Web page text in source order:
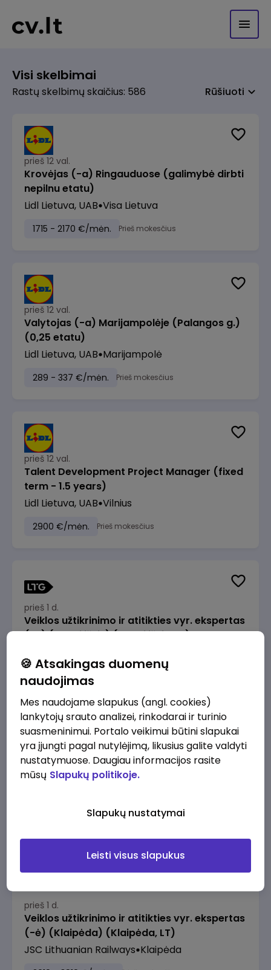
Visi skelbimai
Rastų skelbimų skaičius: 586 Rūšiuoti
prieš 12 val.
Krovėjas (-a) Ringauduose (galimybė dirbti
nepilnu etatu)
Lidl Lietuva, UAB Visa Lietuva
1715 - 2170 €/mėn. Prieš mokesčius
prieš 12 val.
Valytojas (-a) Marijampolėje (Palangos g.)
(0,25 etatu)
Lidl Lietuva, UAB Marijampolė
289 - 337 €/mėn. Prieš mokesčius
prieš 12 val.
Talent Development Project Manager (fixed
term - 1.5 years)
Lidl Lietuva, UAB Vilnius
2900 €/mėn. Prieš mokesčius
prieš 1 d.
Veiklos užtikrinimo ir atitikties vyr. ekspertas
(-ė) (Radviliškis) (Radviliškis, LT)
2610 - 3910 €/mėn.
prieš 1 d.
Veiklos užtikrinimo ir atitikties vyr. ekspertas
(-ė) (Kaunas) (Kaunas, LT)
prieš 1 d.
Veiklos užtikrinimo ir atitikties vyr. ekspertas
(-ė) (Klaipėda) (Klaipėda, LT)
JSC Lithuanian Railways Klaipėda
🍪 Atsakingas duomenų
naudojimas
Mes naudojame slapukus (angl. cookies)
lankytojų srauto analizei, rinkodarai ir turinio
suasmeninimui. Portalo veikimui būtini slapukai
yra įjungti pagal nutylėjimą, likusius galite valdyti
nustatymuose. Daugiau informacijos rasite
mūsų Slapukų politikoje.
Slapukų nustatymai
Leisti visus slapukus